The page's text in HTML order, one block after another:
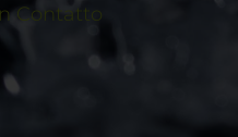
Contatto